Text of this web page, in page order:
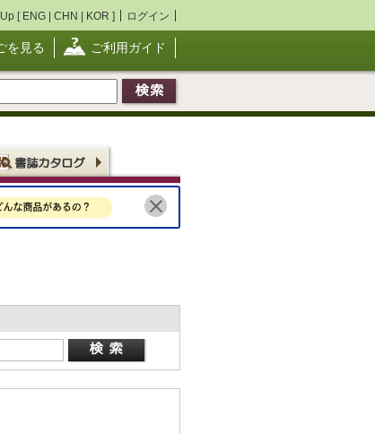
[ ENG | CHN | KOR ] ログイン
を見る ご利用ガイド